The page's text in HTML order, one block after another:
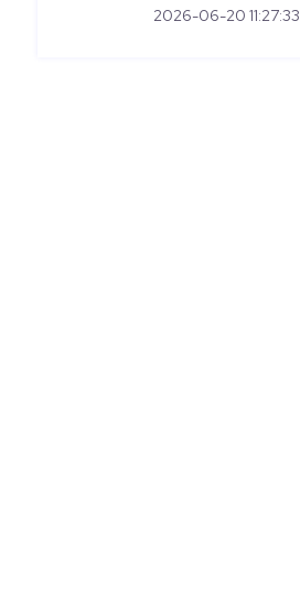
2026-06-20 11:27:33